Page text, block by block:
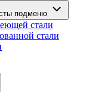
подменю
стали
стали